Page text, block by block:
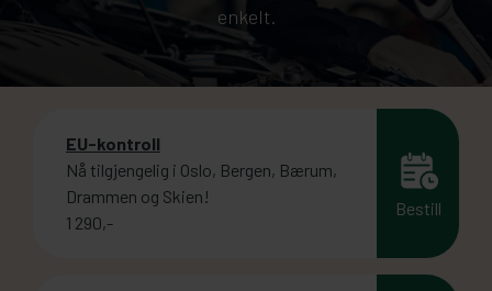
enkelt.
EU-kontroll
Nå tilgjengelig i Oslo, Bergen, Bærum,
Drammen og Skien!
1 290,-
Bestill